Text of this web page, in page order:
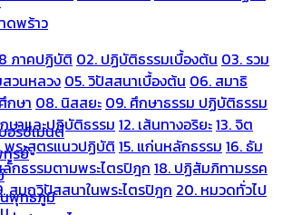
ภาคปฏิบัติ 02. ปฏิบัติธรรมเบื้องต้น 03. รวม
วนหลวง 05. วิปัสสนาเบื้องต้น 06. สมาธิ
กษา 08. นิสสยะ 09. ศึกษาธรรม ปฏิบัติธรรม
กษาและปฏิบัติธรรม 12. เส้นทางอริยะ13. จิต
พระสูตรแนวปฏิบัติ 15. แก่นหลักธรรม 16. ธัม
ลักธรรมตามพระไตรปิฎก 18. ปฏิสัมภิทามรรค
สมถวิปัสสนาในพระไตรปิฎก 20. หมวดทั่วไป
ดพร้าว
อร์ซีเมนต์
รย์
พุทธภูมิ